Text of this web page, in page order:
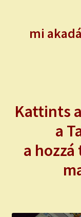
IRATKOZZ FEL A
TAROT ELEMZÉS
mi
Kattints
a
a